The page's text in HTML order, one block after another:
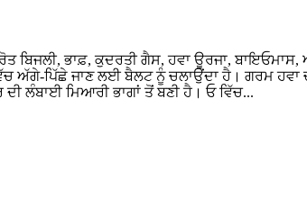
ਭਾਫ਼, ਕੁਦਰਤੀ ਗੈਸ, ਹਵਾ ਊਰਜਾ,
ਅੱਗੇ-ਪਿੱਛੇ ਜਾਣ ਲਈ ਬੈਲਟ ਨੂੰ ਚਲਾਉਂਦਾ ਹੈ। ਗਰਮ
ਲੰਬਾਈ ਮਿਆਰੀ ਭਾਗਾਂ ਤੋਂ ਬਣੀ ਹੈ। ਓ ਵਿੱਚ...